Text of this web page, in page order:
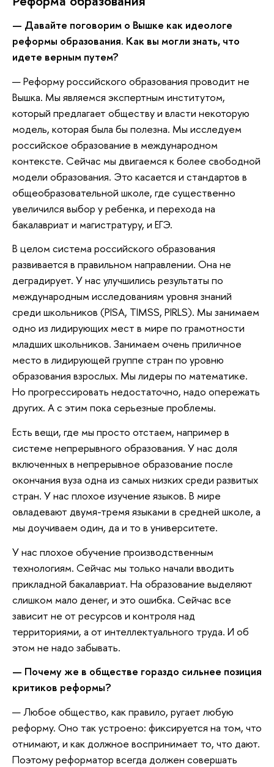
— Давайте поговорим о Вышке как идеологе
реформы образования. Как вы могли знать, что
идете верным путем?
— Реформу российского образования проводит не
Вышка. Мы являемся экспертным институтом,
который предлагает обществу и власти некоторую
модель, которая была бы полезна. Мы исследуем
российское образование в международном
контексте. Сейчас мы двигаемся к более свободной
модели образования. Это касается и стандартов в
общеобразовательной школе, где существенно
увеличился выбор у ребенка, и перехода на
бакалавриат и магистратуру, и ЕГЭ.
В целом система российского образования
развивается в правильном направлении. Она не
деградирует. У нас улучшились результаты по
международным исследованиям уровня знаний
среди школьников (PISA, TIMSS, PIRLS). Мы занимаем
одно из лидирующих мест в мире по грамотности
младших школьников. Занимаем очень приличное
место в лидирующей группе стран по уровню
образования взрослых. Мы лидеры по математике.
Но прогрессировать недостаточно, надо опережать
других. А с этим пока серьезные проблемы.
Есть вещи, где мы просто отстаем, например в
системе непрерывного образования. У нас доля
включенных в непрерывное образование после
окончания вуза одна из самых низких среди развитых
стран. У нас плохое изучение языков. В мире
овладевают двумя-тремя языками в средней школе, а
мы доучиваем один, да и то в университете.
У нас плохое обучение производственным
технологиям. Сейчас мы только начали вводить
прикладной бакалавриат. На образование выделяют
слишком мало денег, и это ошибка. Сейчас все
зависит не от ресурсов и контроля над
территориями, а от интеллектуального труда. И об
этом не надо забывать.
— Почему же в обществе гораздо сильнее позиция
критиков реформы?
— Любое общество, как правило, ругает любую
реформу. Оно так устроено: фиксируется на том, что
отнимают, и как должное воспринимает то, что дают.
Поэтому реформатор всегда должен совершать